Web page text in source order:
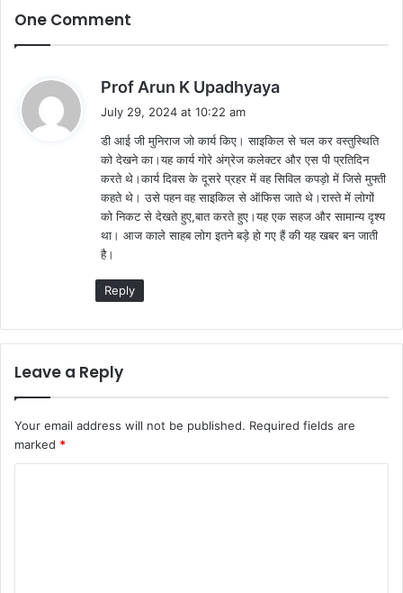
One Comment
Prof Arun K Upadhyaya
s
:
July 29, 2024 at 10:22 am
डी आई जी मुनिराज जो कार्य किए। साइकिल से चल कर वस्तुस्थिति
को देखने का।यह कार्य गोरे अंग्रेज कलेक्टर और एस पी प्रतिदिन
करते थे।कार्य दिवस के दूसरे प्रहर में वह सिविल कपड़ो में जिसे मुफ्ती
कहते थे। उसे पहन वह साइकिल से ऑफिस जाते थे।रास्ते में लोगों
को निकट से देखते हुए,बात करते हुए।यह एक सहज और सामान्य दृश्य
था। आज काले साहब लोग इतने बड़े हो गए हैं की यह खबर बन जाती
है।
Reply
Leave a Reply
Your email address will not be published. Required fields are
marked *